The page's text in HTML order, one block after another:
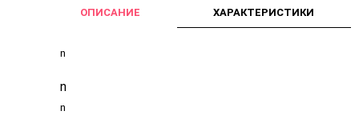
ОПИСАНИЕ ХАРАКТЕРИСТИКИ
n
n
n